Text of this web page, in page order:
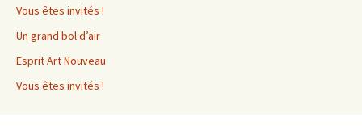
Vous êtes invités !
Un grand bol d’air
Esprit Art Nouveau
Vous êtes invités !